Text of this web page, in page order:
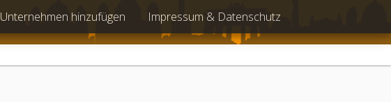
Unternehmen hinzufügen Impressum & Datenschutz